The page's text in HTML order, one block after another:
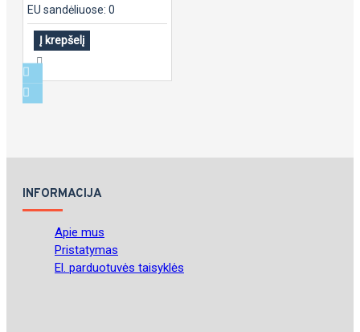
EU sandėliuose: 0
Į krepšelį
INFORMACIJA
Apie mus
Pristatymas
El. parduotuvės taisyklės